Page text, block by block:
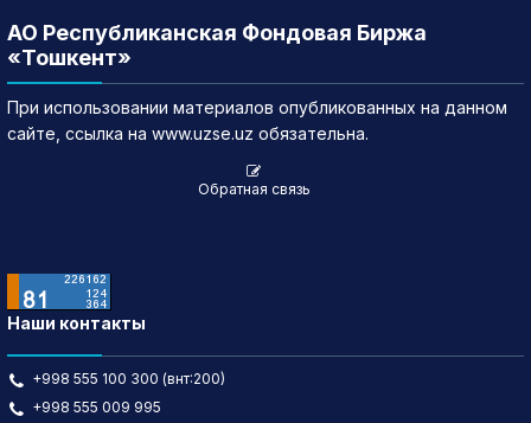
АО Республиканская Фондовая Биржа
«Тошкент»
При использовании материалов опубликованных на данном
сайте, ссылка на www.uzse.uz обязательна.
Обратная связь
Наши контакты
+998 555 100 300 (внт:200)
+998 555 009 995